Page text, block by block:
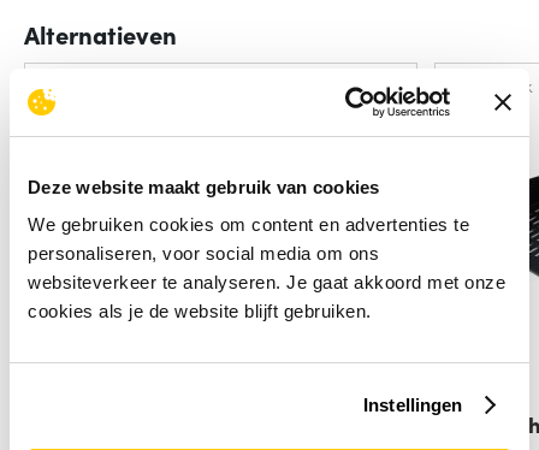
Deze website maakt gebruik van cookies
We gebruiken cookies om content en advertenties te
personaliseren, voor social media om ons
websiteverkeer te analyseren. Je gaat akkoord met onze
cookies als je de website blijft gebruiken.
Instellingen
Alternatieven
Vergelijk